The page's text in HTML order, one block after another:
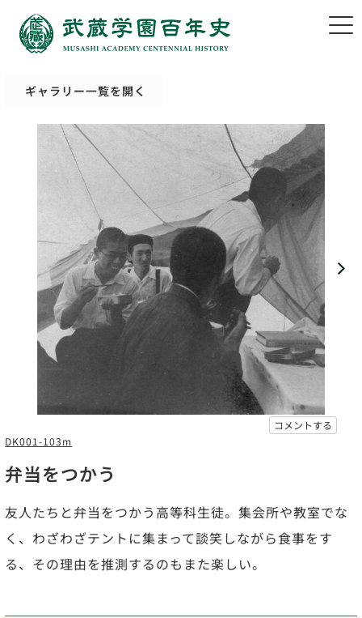
ギャラリー一覧を開く
コメントする
DK001-103m
弁当をつかう
友人たちと弁当をつかう高等科生徒。集会所や教室でな
く、わざわざテントに集まって談笑しながら食事をす
る、その理由を推測するのもまた楽しい。